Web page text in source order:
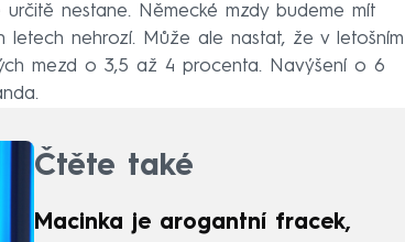
nestane. Německé mzdy budeme mít
letech nehrozí. Může ale nastat, že v letošním
mezd o 3,5 až 4 procenta. Navýšení o 6
Čtěte také
Macinka je arogantní fracek,